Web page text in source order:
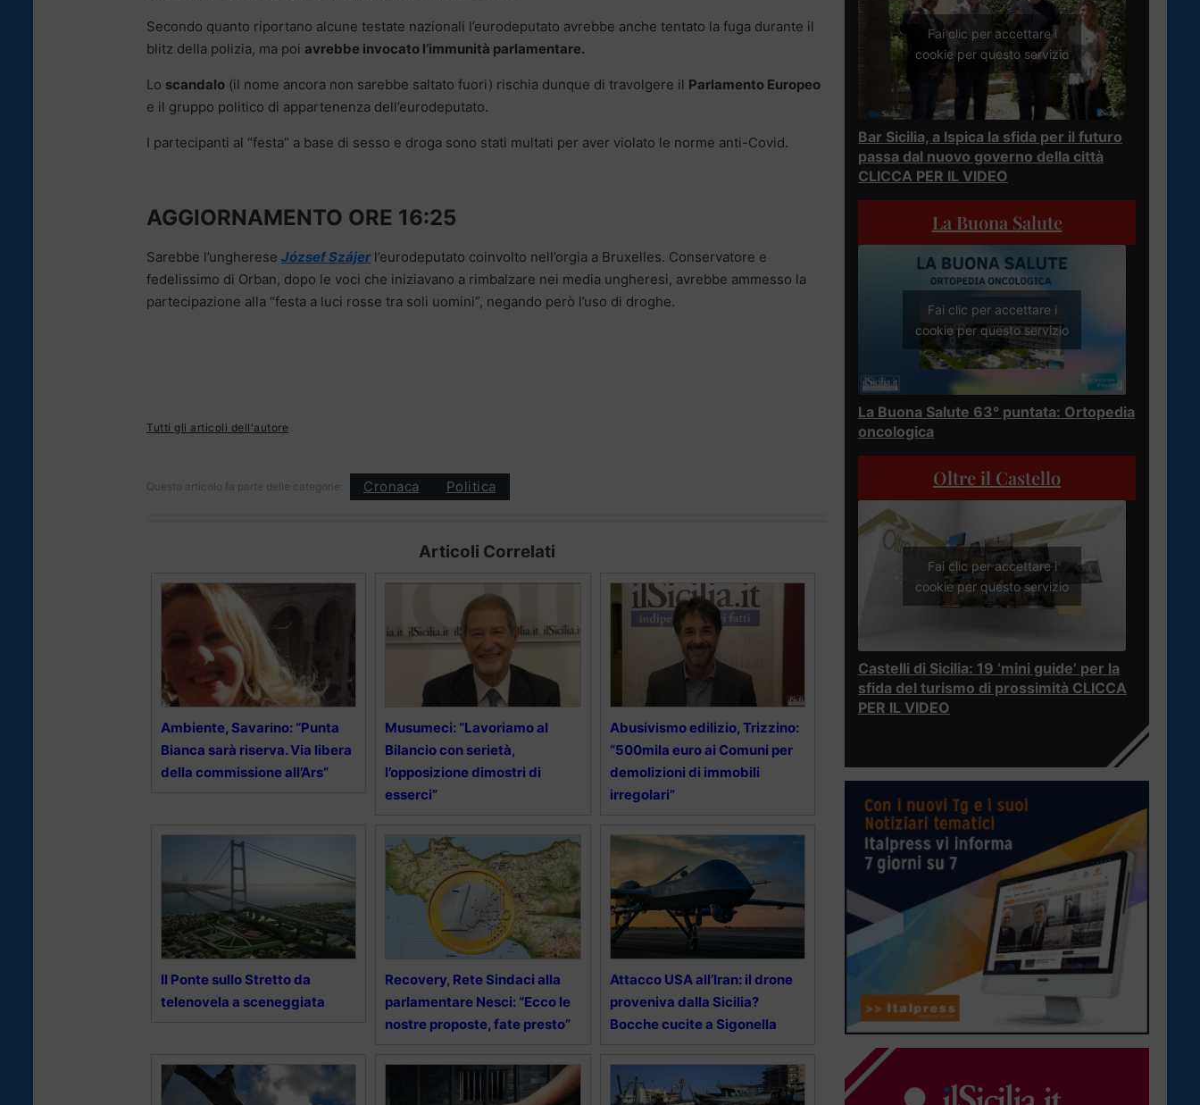
Secondo quanto riportano alcune testate nazionali l’eurodeputato avrebbe anche tentato la fuga durante il
blitz della polizia, ma poi avrebbe invocato l’immunità parlamentare.
Lo scandalo (il nome ancora non sarebbe saltato fuori) rischia dunque di travolgere il Parlamento Europeo
e il gruppo politico di appartenenza dell’eurodeputato.
I partecipanti al “festa” a base di sesso e droga sono stati multati per aver violato le norme anti-Covid.
AGGIORNAMENTO ORE 16:25
Sarebbe l’ungherese József Szájerl’eurodeputato coinvolto nell’orgia a Bruxelles. Conservatore e
fedelissimo di Orban, dopo le voci che iniziavano a rimbalzare nei media ungheresi, avrebbe ammesso la
partecipazione alla “festa a luci rosse tra soli uomini”, negando però l’uso di droghe.
Tutti gli articoli dell'autore
Questo articolo fa parte delle categorie: Cronaca Politica
Articoli Correlati
Ambiente, Savarino: “Punta
Bianca sarà riserva. Via libera
della commissione all’Ars”
Musumeci: “Lavoriamo al
Bilancio con serietà,
l’opposizione dimostri di
esserci”
Abusivismo edilizio, Trizzino:
“500mila euro ai Comuni per
demolizioni di immobili
irregolari”
Il Ponte sullo Stretto da
telenovela a sceneggiata
Recovery, Rete Sindaci alla
parlamentare Nesci: “Ecco le
nostre proposte, fate presto”
Attacco USA all’Iran: il drone
proveniva dalla Sicilia?
Bocche cucite a Sigonella
Fai clic per accettare i
cookie per questo servizio
Bar Sicilia, a Ispica la sfida per il futuro
passa dal nuovo governo della città
CLICCA PER IL VIDEO
La Buona Salute
Fai clic per accettare i
cookie per questo servizio
La Buona Salute 63° puntata: Ortopedia
oncologica
Oltre il Castello
Fai clic per accettare i
cookie per questo servizio
Castelli di Sicilia: 19 ‘mini guide’ per la
sfida del turismo di prossimità CLICCA
PER IL VIDEO